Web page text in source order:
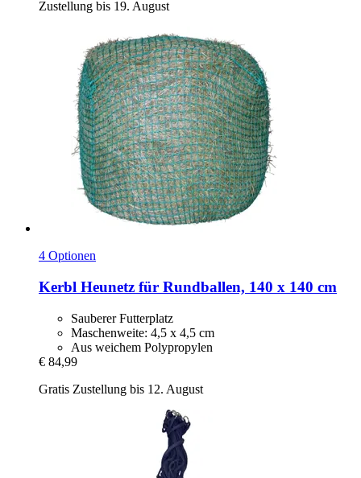
Zustellung bis 19. August
4 Optionen
Kerbl Heunetz für Rundballen, 140 x 140 cm
Sauberer Futterplatz
Maschenweite: 4,5 x 4,5 cm
Aus weichem Polypropylen
€ 84,99
Gratis Zustellung bis 12. August